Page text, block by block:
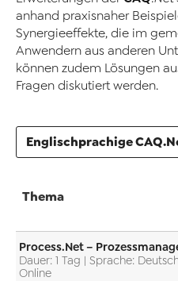
anhand praxisnaher
Synergieeffekte, die im
Anwendern aus anderen
können zudem Lösungen
Fragen diskutiert werden.
Englischprachige
Thema
Process.Net –
Dauer: 1 Tag | Sprache:
Online